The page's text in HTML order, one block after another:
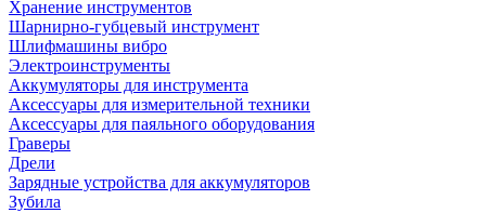
Хранение инструментов
Шарнирно-губцевый инструмент
Шлифмашины вибро
Электроинструменты
Аккумуляторы для инструмента
Аксессуары для измерительной техники
Аксессуары для паяльного оборудования
Граверы
Дрели
Зарядные устройства для аккумуляторов
Зубила